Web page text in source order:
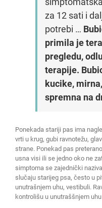
za 12 sati i
potrebi …
primila je
pregledu,
terapije.
kucike,
spremna na
Ponekada stariji pas ima
vrti u krug, gubi ravnotežu,
strane. Ponekad pas
usna visi ili se jedno oko ne
simptoma se zajednički
slučaju starijeg psa, često u
unutrašnjem uhu, vestibuli.
kontrolišu u unutraššnjem